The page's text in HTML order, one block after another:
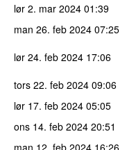
lør 2. mar 2024 01:39
man 26. feb 2024 07:25
lør 24. feb 2024 17:06
tors 22. feb 2024 09:06
lør 17. feb 2024 05:05
ons 14. feb 2024 20:51
man 12. feb 2024 16:26